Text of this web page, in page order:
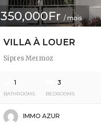
350,000Fr / mois
VILLA À LOUER
Sipres Mermoz
BATHROOMS
1
BEDROOMS
3
IMMO AZUR